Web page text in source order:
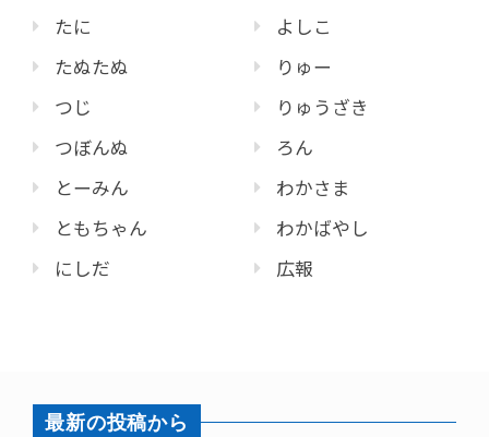
たに
たぬたぬ
つじ
つぼんぬ
とーみん
ともちゃん
にしだ
よしこ
りゅー
りゅうざき
ろん
わかさま
わかばやし
広報
最新の投稿から